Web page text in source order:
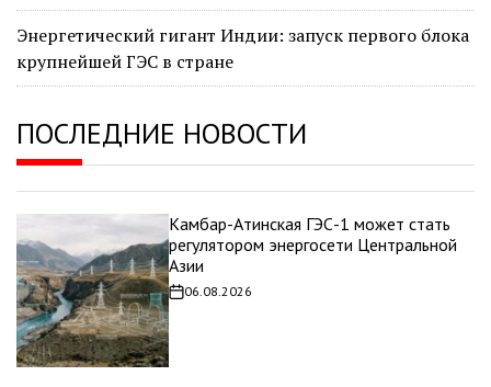
Энергетический гигант Индии: запуск первого блока
крупнейшей ГЭС в стране
ПОСЛЕДНИЕ НОВОСТИ
Камбар-Атинская ГЭС-1 может стать
регулятором энергосети Центральной
Азии
Дата
записи
06.08.2026